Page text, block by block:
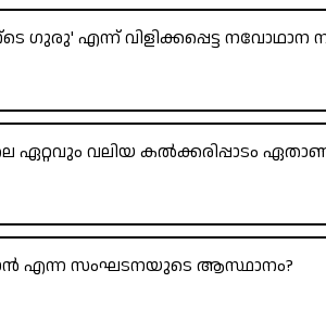
ഗുരു' എന്ന് വിളിക്കപ്പെട്ട നവോഥാന
ഏറ്റവും വലിയ കൽക്കരിപ്പാടം
എന്ന സംഘടനയുടെ ആസ്ഥാനം?